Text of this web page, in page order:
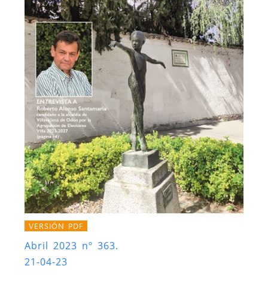
VERSIÓN PDF
Abril 2023 nº 363.
21-04-23